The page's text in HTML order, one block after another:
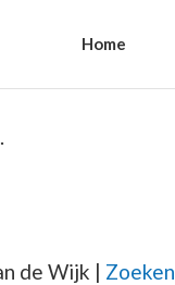
Home
de Wijk | Zoeken